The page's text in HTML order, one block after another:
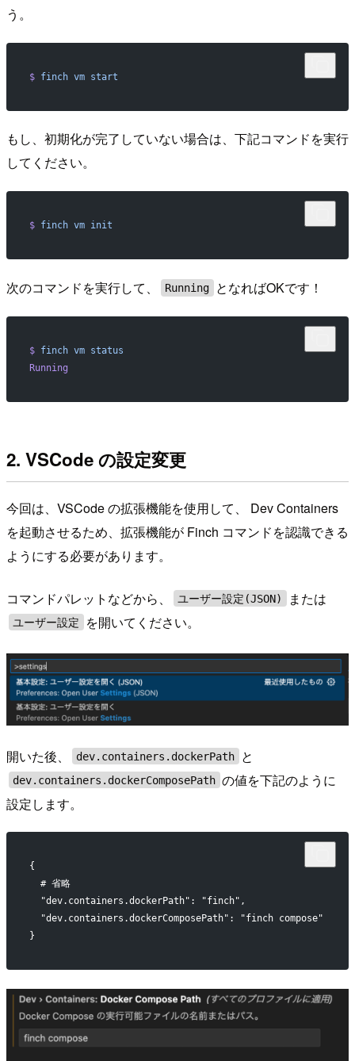
う。
$ finch vm start
もし、初期化が完了していない場合は、下記コマンドを実行
してください。
$ finch vm init
次のコマンドを実行して、 Running となればOKです！
$ finch vm status
Running
2. VSCode の設定変更
今回は、VSCode の拡張機能を使用して、 Dev Containers
を起動させるため、拡張機能が Finch コマンドを認識できる
ようにする必要があります。
コマンドパレットなどから、 ユーザー設定(JSON) または
ユーザー設定 を開いてください。
開いた後、 dev.containers.dockerPath と
dev.containers.dockerComposePath の値を下記のように
設定します。
{
  # 省略
  "dev.containers.dockerPath": "finch",
  "dev.containers.dockerComposePath": "finch compose"
}